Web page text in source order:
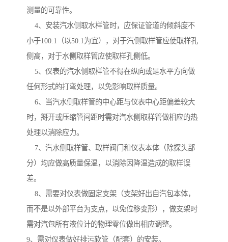
测量的可靠性。
4、安装汽水侧取水样管时，应保证管道的倾斜度不
小于100:1（以50:1为宜），对于汽侧取样管应使取样孔
侧高，对于水侧取样管应使取样孔侧低。
5、仪表的汽水侧取样管不得在纵向或是水平方向做
任何形式的打弯处理，以免影响取样质量。
6、当汽水侧取样管的中心距与仪表中心距偏差较大
时，掰开或压缩管间距时需对汽水侧取样管做相应的热
处理以消除应力。
7、汽水侧取样管、取样阀门和仪表本体（除探头部
分）均应做高质量保温，以消除因降温造成的取样误
差。
8、需要对仪表做固定支架（支架好出自汽包本体，
而不是以外部平台为支点，以免位移变形），做支架时
需对汽包所有液位计的物理零位做出相应调整。
9、需对仪表做好排污软管（配套）的安装。